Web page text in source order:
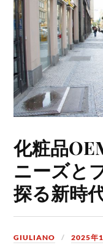
化粧品
ニーズと
探る新時
GIULIANO 2025年